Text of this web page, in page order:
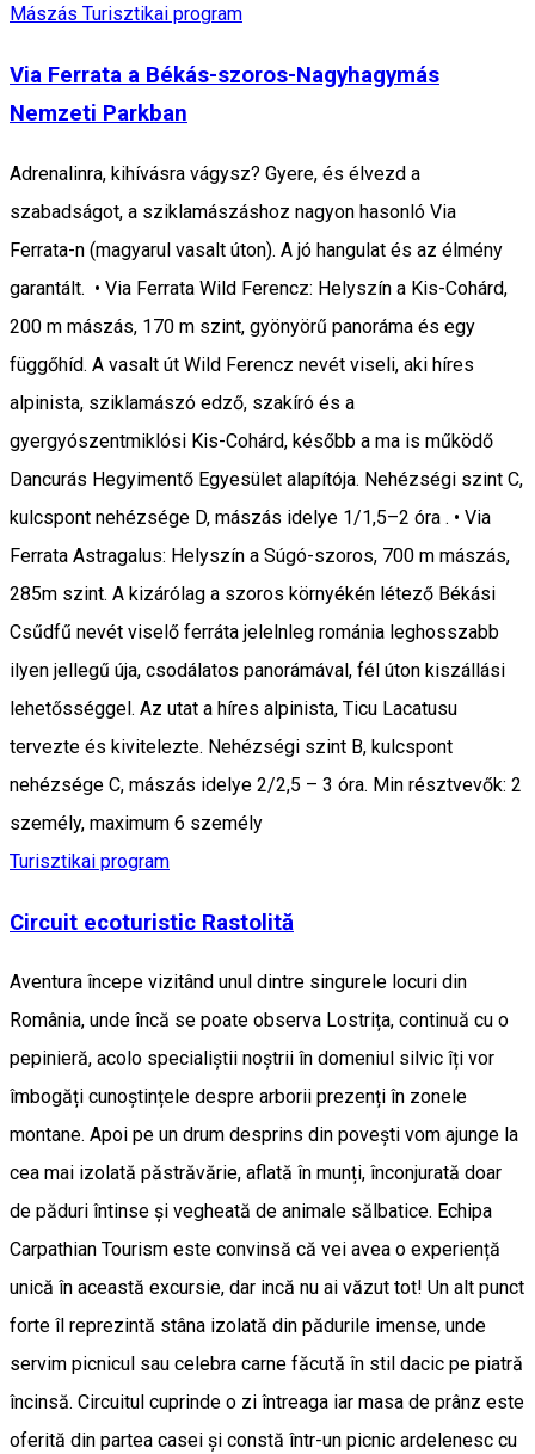
Mászás Turisztikai program
Via Ferrata a Békás-szoros-Nagyhagymás
Nemzeti Parkban
Adrenalinra, kihívásra vágysz? Gyere, és élvezd a
szabadságot, a sziklamászáshoz nagyon hasonló Via
Ferrata-n (magyarul vasalt úton). A jó hangulat és az élmény
garantált. • Via Ferrata Wild Ferencz: Helyszín a Kis-Cohárd,
200 m mászás, 170 m szint, gyönyörű panoráma és egy
függőhíd. A vasalt út Wild Ferencz nevét viseli, aki híres
alpinista, sziklamászó edző, szakíró és a
gyergyószentmiklósi Kis-Cohárd, később a ma is működő
Dancurás Hegyimentő Egyesület alapítója. Nehézségi szint C,
kulcspont nehézsége D, mászás idelye 1/1,5–2 óra . • Via
Ferrata Astragalus: Helyszín a Súgó-szoros, 700 m mászás,
285m szint. A kizárólag a szoros környékén létező Békási
Csűdfű nevét viselő ferráta jelelnleg románia leghosszabb
ilyen jellegű úja, csodálatos panorámával, fél úton kiszállási
lehetősséggel. Az utat a híres alpinista, Ticu Lacatusu
tervezte és kivitelezte. Nehézségi szint B, kulcspont
nehézsége C, mászás idelye 2/2,5 – 3 óra. Min résztvevők: 2
személy, maximum 6 személy
Turisztikai program
Circuit ecoturistic Rastolită
Aventura începe vizitând unul dintre singurele locuri din
România, unde încă se poate observa Lostrița, continuă cu o
pepinieră, acolo specialiștii noștrii în domeniul silvic îți vor
îmbogăți cunoștințele despre arborii prezenți în zonele
montane. Apoi pe un drum desprins din povești vom ajunge la
cea mai izolată păstrăvărie, aflată în munți, înconjurată doar
de păduri întinse și vegheată de animale sălbatice. Echipa
Carpathian Tourism este convinsă că vei avea o experiență
unică în această excursie, dar incă nu ai văzut tot! Un alt punct
forte îl reprezintă stâna izolată din pădurile imense, unde
servim picnicul sau celebra carne făcută în stil dacic pe piatră
încinsă. Circuitul cuprinde o zi întreaga iar masa de prânz este
oferită din partea casei și constă într-un picnic ardelenesc cu